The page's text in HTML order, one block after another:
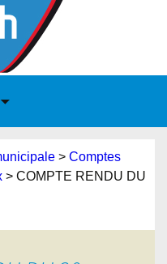
> Comptes
> COMPTE RENDU DU